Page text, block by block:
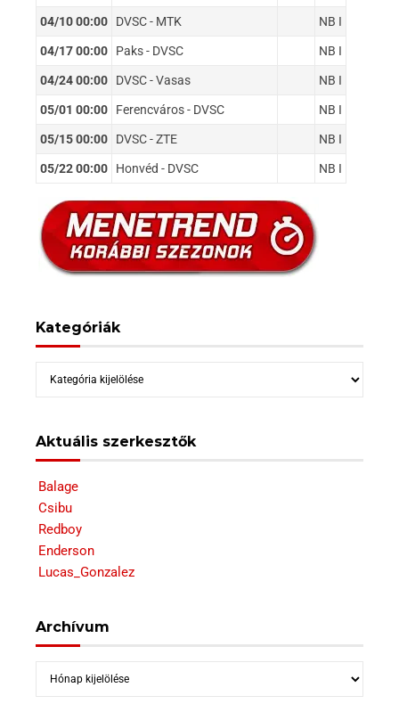
04/10 00:00 DVSC - MTK NB I
04/17 00:00 Paks - DVSC NB I
04/24 00:00 DVSC - Vasas NB I
05/01 00:00 Ferencváros - DVSC NB I
05/15 00:00 DVSC - ZTE NB I
05/22 00:00 Honvéd - DVSC NB I
Kategóriák
Kategóriák
Aktuális szerkesztők
Balage
Csibu
Redboy
Enderson
Lucas_Gonzalez
Archívum
Archívum